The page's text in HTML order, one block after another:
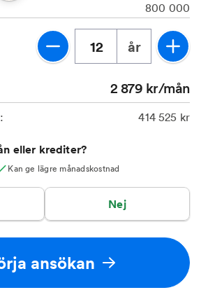
800 000
år
2 879 kr/mån
414 525 kr
eller krediter?
Kan ge lägre månadskostnad
Nej
ansökan